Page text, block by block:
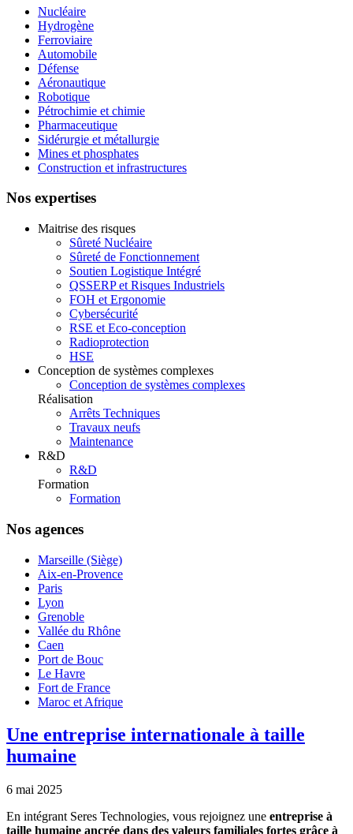
Nucléaire
Hydrogène
Ferroviaire
Automobile
Défense
Aéronautique
Robotique
Pétrochimie et chimie
Pharmaceutique
Sidérurgie et métallurgie
Mines et phosphates
Construction et infrastructures
Nos expertises
Maitrise des risques
Sûreté Nucléaire
Sûreté de Fonctionnement
Soutien Logistique Intégré
QSSERP et Risques Industriels
FOH et Ergonomie
Cybersécurité
RSE et Eco-conception
Radioprotection
HSE
Conception de systèmes complexes
Conception de systèmes complexes
Réalisation
Arrêts Techniques
Travaux neufs
Maintenance
R&D
R&D
Formation
Formation
Nos agences
Marseille (Siège)
Aix-en-Provence
Paris
Lyon
Grenoble
Vallée du Rhône
Caen
Port de Bouc
Le Havre
Fort de France
Maroc et Afrique
Une entreprise internationale à taille
humaine
6 mai 2025
En intégrant Seres Technologies, vous rejoignez une entreprise à
taille humaine ancrée dans des valeurs familiales fortes grâce à